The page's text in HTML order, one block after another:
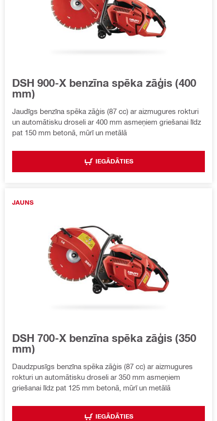
DSH 900-X benzīna spēka zāģis (400
mm)
Jaudīgs benzīna spēka zāģis (87 cc) ar aizmugures rokturi
un automātisku droseli ar 400 mm asmeņiem griešanai līdz
pat 150 mm betonā, mūrī un metālā
IEGĀDĀTIES
JAUNS
DSH 700-X benzīna spēka zāģis (350
mm)
Daudzpusīgs benzīna spēka zāģis (87 cc) ar aizmugures
rokturi un automātisku droseli ar 350 mm asmeņiem
griešanai līdz pat 125 mm betonā, mūrī un metālā
IEGĀDĀTIES